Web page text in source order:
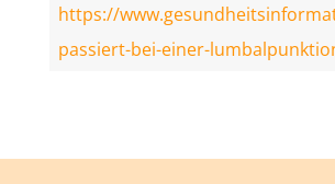
https://
passiert-bei-einer-